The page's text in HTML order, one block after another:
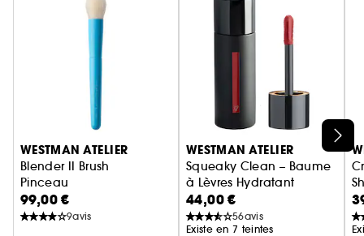
Ignorer le carrousel produits
WESTMAN ATELIER
Blender II Brush
Pinceau
99,00 €
9avis
WESTMAN ATELIER
Squeaky Clean – Baume
à Lèvres Hydratant
44,00 €
56avis
Existe en 7 teintes